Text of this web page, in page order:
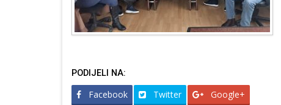
PODIJELI NA:
Facebook Twitter Google+